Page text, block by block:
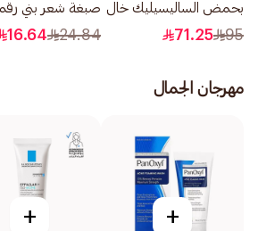
بحمض الساليسيليك خال
من العطور 236مل
95
71.25
1قطعة
24.84
16.64
مهرجان الجمال
+
+